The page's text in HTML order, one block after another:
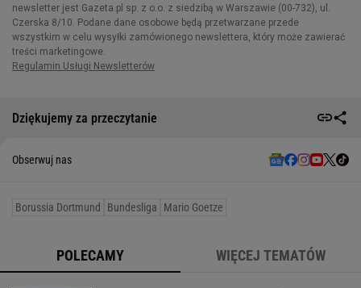
Dziękujemy za przeczytanie
Obserwuj nas
Borussia Dortmund Bundesliga Mario Goetze
POLECAMY WIĘCEJ TEMATÓW